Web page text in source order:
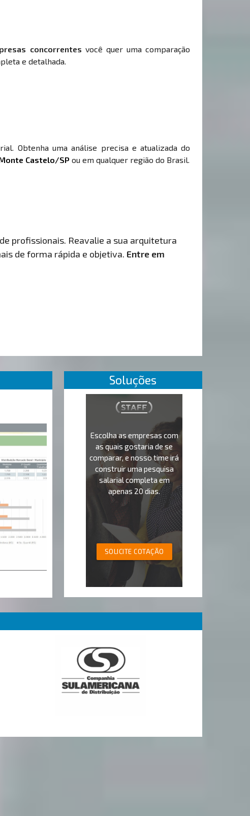
concorrentes você quer uma comparação
e detalhada.
Obtenha uma análise precisa e atualizada do
Castelo/SP ou em qualquer região do Brasil.
profissionais. Reavalie a sua arquitetura
de forma rápida e objetiva. Entre em
Soluções
Escolha as empresas com
as quais gostaria de se
comparar, e nosso time irá
construir uma pesquisa
salarial completa em
apenas 20 dias.
SOLICITE COTAÇÃO